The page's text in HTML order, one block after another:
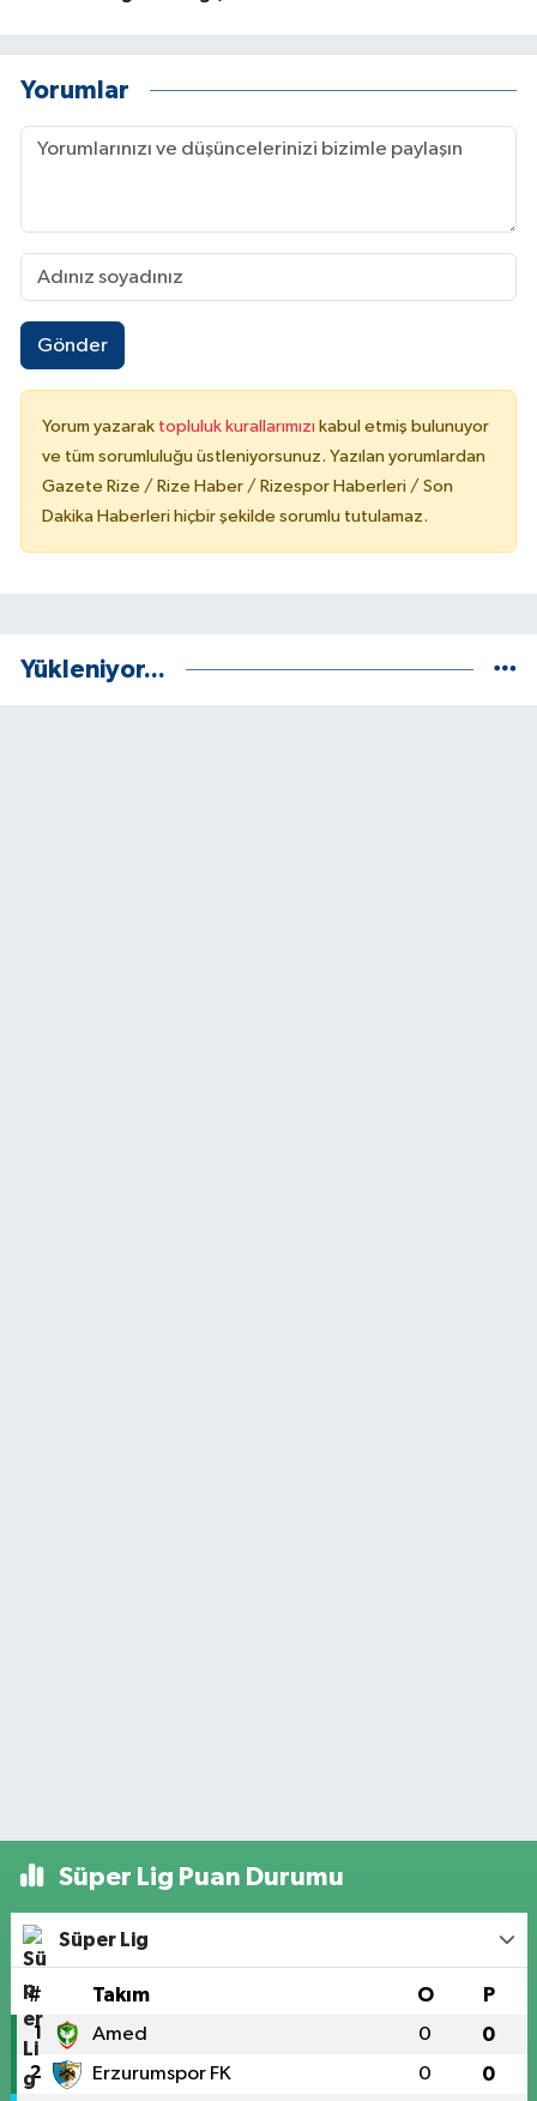
Yorumlar
Gönder
Yorum yazarak topluluk kurallarımızı kabul etmiş bulunuyor
ve tüm sorumluluğu üstleniyorsunuz. Yazılan yorumlardan
Gazete Rize / Rize Haber / Rizespor Haberleri / Son
Dakika Haberleri hiçbir şekilde sorumlu tutulamaz.
Yükleniyor...
Süper Lig Puan Durumu
Süper Lig
# Takım O P
1 Amed 0 0
2 Erzurumspor FK 0 0